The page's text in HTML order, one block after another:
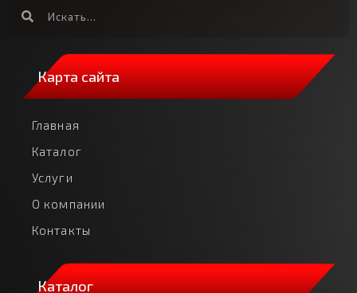
Карта сайта
Главная
Каталог
Услуги
О компании
Контакты
Каталог